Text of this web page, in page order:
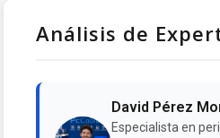
Análisis de
David Pérez
Especialista en